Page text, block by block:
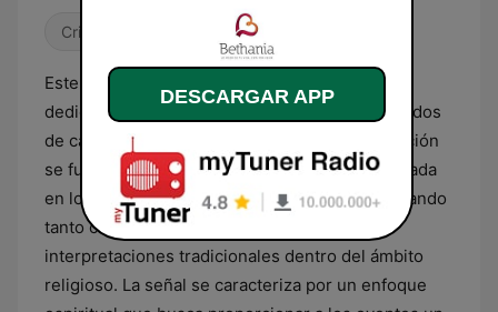
Cristiana
Estereo Bethania es una emisora guatemalteca
dedicada íntegramente a la difusión de contenidos
de carácter cristiano evangélico. Su programación
se fundamenta en una selección musical centrada
en los géneros de alabanza y adoración, abarcando
tanto composiciones contemporáneas como
interpretaciones tradicionales dentro del ámbito
religioso. La señal se caracteriza por un enfoque
DESCARGAR APP